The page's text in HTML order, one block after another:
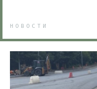
НОВОСТИ